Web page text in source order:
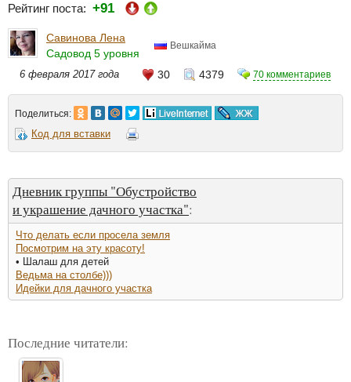
Рейтинг поста: +91
Савинова Лена
Садовод 5 уровня
Вешкайма
6 февраля 2017 года 30 4379 70 комментариев
Поделиться:
Код для вставки
Дневник группы "Обустройство
и украшение дачного участка":
Что делать если просела земля
Посмотрим на эту красоту!
• Шалаш для детей
Ведьма на столбе)))
Идейки для дачного участка
Последние читатели: